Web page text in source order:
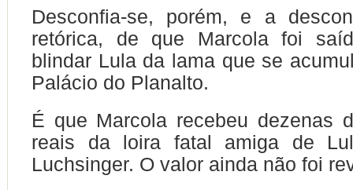
Desconfia-se, porém, e a
retórica, de que Marcola foi
blindar Lula da lama que se
Palácio do Planalto.
É que Marcola recebeu dezenas
reais da loira fatal amiga de
Luchsinger. O valor ainda não foi